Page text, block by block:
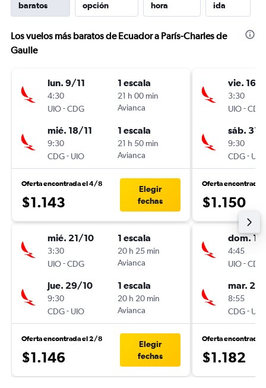
baratos
opción
hora
ida
Los vuelos más baratos de Ecuador a París-Charles de
Gaulle
lun. 9/11
4:30
UIO-CDG
1 escala
21 h 00 min
Avianca
mié. 18/11
9:30
CDG- UIO
1 escala
21 h 50 min
Avianca
Oferta encontrada el 4/8
$1.143
Elegir
fechas
mié. 21/10
3:30
UIO-CDG
1 escala
20 h 25 min
Avianca
jue. 29/10
9:30
CDG- UIO
1 escala
20 h 20 min
Avianca
Oferta encontrada el 2/8
$1.146
Elegir
fechas
vie. 16/
3:30
UIO-CDG
sáb. 31/
9:30
CDG- UIO
Oferta encontrada
$1.150
dom.
4:45
UIO-CDG
mar.
8:55
CDG- UIO
Oferta encontrada
$1.182